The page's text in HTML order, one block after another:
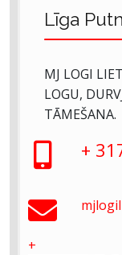
Līga
MJ LOGI
LOGU,
TĀMEŠANA.
+
+